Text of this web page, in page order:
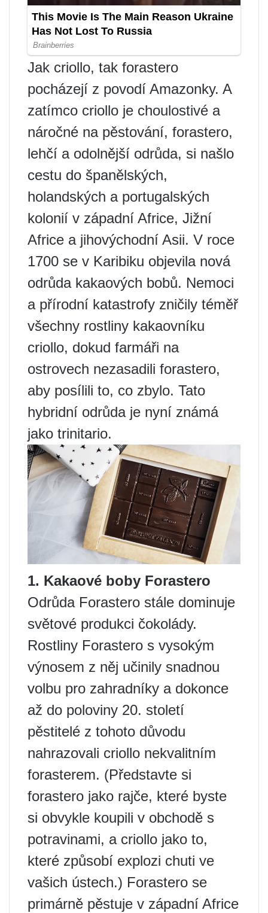
Jak criollo, tak forastero
pocházejí z povodí Amazonky. A
zatímco criollo je choulostivé a
náročné na pěstování, forastero,
lehčí a odolnější odrůda, si našlo
cestu do španělských,
holandských a portugalských
kolonií v západní Africe, Jižní
Africe a jihovýchodní Asii. V roce
1700 se v Karibiku objevila nová
odrůda kakaových bobů. Nemoci
a přírodní katastrofy zničily téměř
všechny rostliny kakaovníku
criollo, dokud farmáři na
ostrovech nezasadili forastero,
aby posílili to, co zbylo. Tato
hybridní odrůda je nyní známá
jako trinitario.
1. Kakaové boby Forastero
Odrůda Forastero stále dominuje
světové produkci čokolády.
Rostliny Forastero s vysokým
výnosem z něj učinily snadnou
volbu pro zahradníky a dokonce
až do poloviny 20. století
pěstitelé z tohoto důvodu
nahrazovali criollo nekvalitním
forasterem. (Představte si
forastero jako rajče, které byste
si obvykle koupili v obchodě s
potravinami, a criollo jako to,
které způsobí explozi chuti ve
vašich ústech.) Forastero se
primárně pěstuje v západní Africe